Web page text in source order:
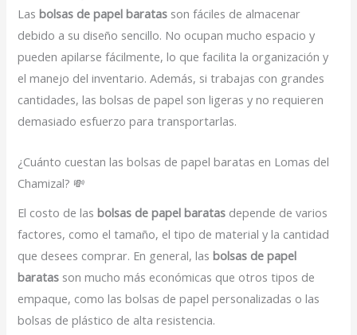
Lasbolsas de papel baratas son fáciles de almacenar
debido a su diseño sencillo. No ocupan mucho espacio y
pueden apilarse fácilmente, lo que facilita la organización y
el manejo del inventario. Además, si trabajas con grandes
cantidades, las bolsas de papel son ligeras y no requieren
demasiado esfuerzo para transportarlas.
¿Cuánto cuestan las bolsas de papel baratas en Lomas del
Chamizal? 💸
El costo de lasbolsas de papel baratas depende de varios
factores, como el tamaño, el tipo de material y la cantidad
que desees comprar. En general, lasbolsas de papel
baratas son mucho más económicas que otros tipos de
empaque, como las bolsas de papel personalizadas o las
bolsas de plástico de alta resistencia.